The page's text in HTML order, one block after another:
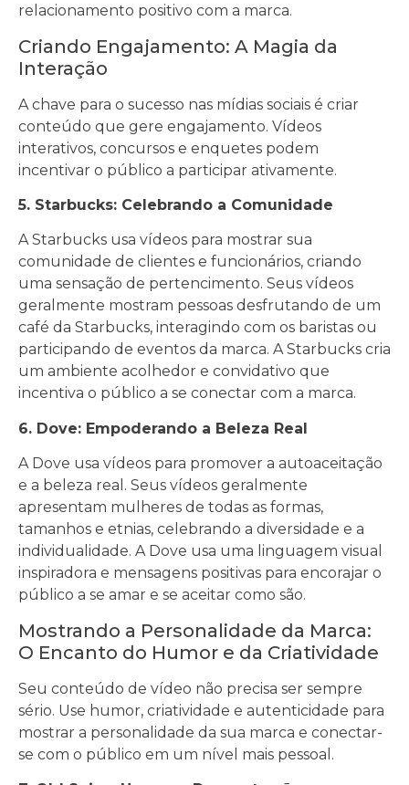
relacionamento positivo com a marca.
Criando Engajamento: A Magia da
Interação
A chave para o sucesso nas mídias sociais é criar
conteúdo que gere engajamento. Vídeos
interativos, concursos e enquetes podem
incentivar o público a participar ativamente.
5. Starbucks: Celebrando a Comunidade
A Starbucks usa vídeos para mostrar sua
comunidade de clientes e funcionários, criando
uma sensação de pertencimento. Seus vídeos
geralmente mostram pessoas desfrutando de um
café da Starbucks, interagindo com os baristas ou
participando de eventos da marca. A Starbucks cria
um ambiente acolhedor e convidativo que
incentiva o público a se conectar com a marca.
6. Dove: Empoderando a Beleza Real
A Dove usa vídeos para promover a autoaceitação
e a beleza real. Seus vídeos geralmente
apresentam mulheres de todas as formas,
tamanhos e etnias, celebrando a diversidade e a
individualidade. A Dove usa uma linguagem visual
inspiradora e mensagens positivas para encorajar o
público a se amar e se aceitar como são.
Mostrando a Personalidade da Marca:
O Encanto do Humor e da Criatividade
Seu conteúdo de vídeo não precisa ser sempre
sério. Use humor, criatividade e autenticidade para
mostrar a personalidade da sua marca e conectar-
se com o público em um nível mais pessoal.